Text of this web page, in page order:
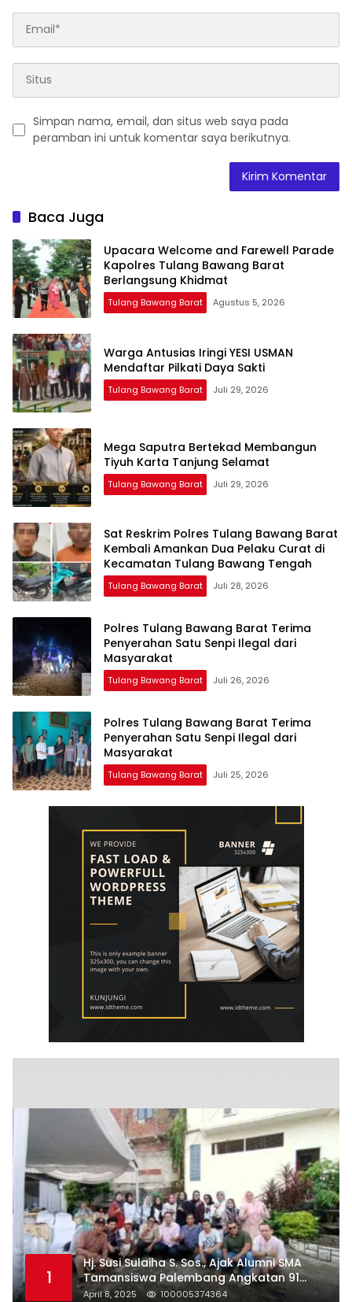
Simpan nama, email, dan situs web saya pada
peramban ini untuk komentar saya berikutnya.
Baca Juga
Upacara Welcome and Farewell Parade
Kapolres Tulang Bawang Barat
Berlangsung Khidmat
Tulang Bawang Barat Agustus 5, 2026
Warga Antusias Iringi YESI USMAN
Mendaftar Pilkati Daya Sakti
Tulang Bawang Barat Juli 29, 2026
Mega Saputra Bertekad Membangun
Tiyuh Karta Tanjung Selamat
Tulang Bawang Barat Juli 29, 2026
Sat Reskrim Polres Tulang Bawang Barat
Kembali Amankan Dua Pelaku Curat di
Kecamatan Tulang Bawang Tengah
Tulang Bawang Barat Juli 28, 2026
Polres Tulang Bawang Barat Terima
Penyerahan Satu Senpi Ilegal dari
Masyarakat
Tulang Bawang Barat Juli 26, 2026
Polres Tulang Bawang Barat Terima
Penyerahan Satu Senpi Ilegal dari
Masyarakat
Tulang Bawang Barat Juli 25, 2026
1
Hj. Susi Sulaiha S. Sos., Ajak Alumni SMA
Tamansiswa Palembang Angkatan 91
Halal Bihalal
April 8, 2025 100005374364